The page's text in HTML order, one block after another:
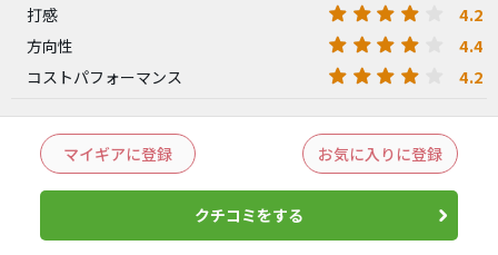
打感 4.2
方向性 4.4
コストパフォーマンス 4.2
マイギアに登録 お気に入りに登録
クチコミをする